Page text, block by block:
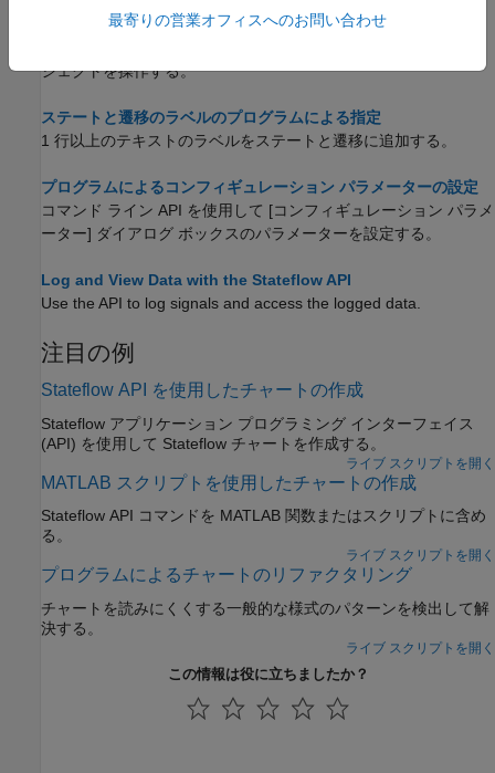
Stateflow オブジェクトのプロパティの変更と関数の呼び出し
ジェクトを操作する。
ステートと遷移のラベルのプログラムによる指定
1 行以上のテキストのラベルをステートと遷移に追加する。
プログラムによるコンフィギュレーション パラメーターの設定
コマンド ライン API を使用して [コンフィギュレーション パラメ
ーター] ダイアログ ボックスのパラメーターを設定する。
Log and View Data with the Stateflow API
Use the API to log signals and access the logged data.
注目の例
Stateflow API を使用したチャートの作成
Stateflow アプリケーション プログラミング インターフェイス
(API) を使用して Stateflow チャートを作成する。
ライブ スクリプトを開く
MATLAB スクリプトを使用したチャートの作成
Stateflow API コマンドを MATLAB 関数またはスクリプトに含め
る。
ライブ スクリプトを開く
プログラムによるチャートのリファクタリング
チャートを読みにくくする一般的な様式のパターンを検出して解
決する。
ライブ スクリプトを開く
この情報は役に立ちましたか？
最寄りの営業オフィスへのお問い合わせ